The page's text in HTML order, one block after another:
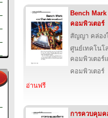
Bench
คอมพิวเตอร์
สัญญา คล่อง
ศูนย์เทคโนโ
คอมพิวเตอร์
คอมพิวเตอร์
อ่านฟรี
การควบคุมค